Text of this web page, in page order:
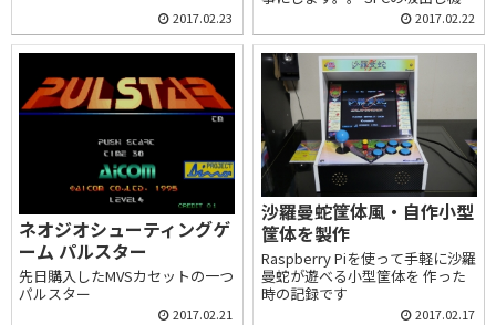
2017.02.23
SDカードにROMデータを保存で
きます
2017.02.22
ネオジオシューティングゲ
ーム パルスター
先日購入したMVSカセットの一つ
パルスター
2017.02.21
沙羅曼蛇筐体風・自作小型
筐体を製作
Raspberry Piを使って手軽に沙羅
曼蛇が遊べる小型筐体を 作った
時の記録です
2017.02.17